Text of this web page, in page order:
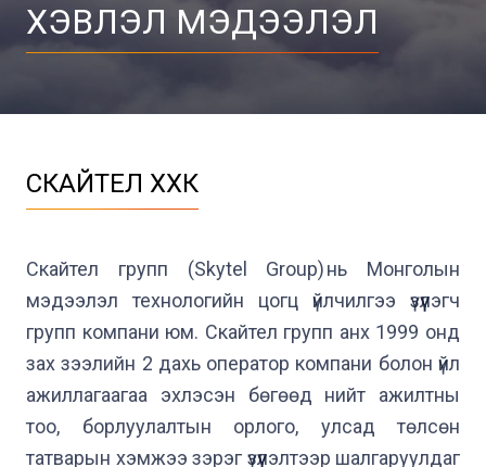
ХЭВЛЭЛ МЭДЭЭЛЭЛ
СКАЙТЕЛ ХХК
Скайтел групп (Skytel Group) нь Монголын
мэдээлэл технологийн цогц үйлчилгээ үзүүлэгч
групп компани юм. Скайтел групп анх 1999 онд
зах зээлийн 2 дахь оператор компани болон үйл
ажиллагаагаа эхлэсэн бөгөөд нийт ажилтны
тоо, борлуулалтын орлого, улсад төлсөн
татварын хэмжээ зэрэг үзүүлэлтээр шалгаруулдаг